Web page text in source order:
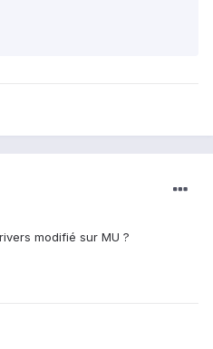
modifié sur MU ?